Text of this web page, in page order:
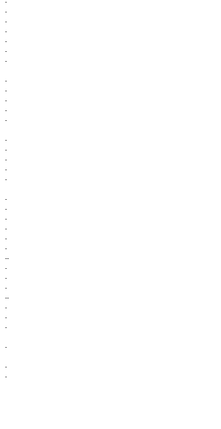
-
-
-
-
-
-
-
-
-
-
-
-
-
-
-
-
-
-
-
-
-
-
-
--
-
-
-
--
-
-
-
-
-
-